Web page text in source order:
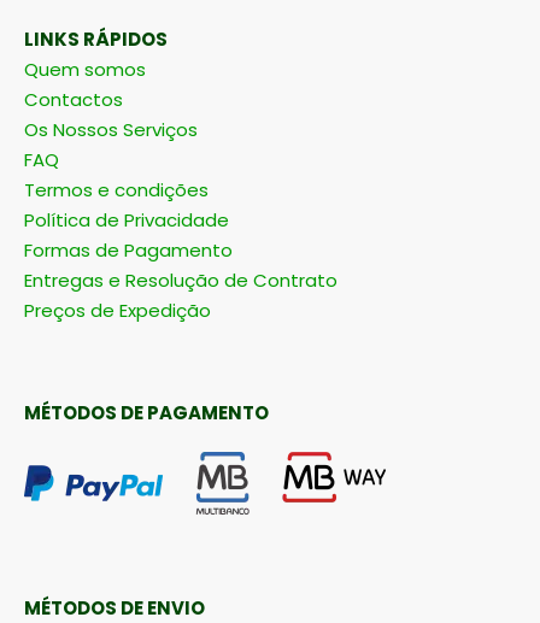
LINKS RÁPIDOS
Quem somos
Contactos
Os Nossos Serviços
FAQ
Termos e condições
Política de Privacidade
Formas de Pagamento
Entregas e Resolução de Contrato
Preços de Expedição
MÉTODOS DE PAGAMENTO
MÉTODOS DE ENVIO